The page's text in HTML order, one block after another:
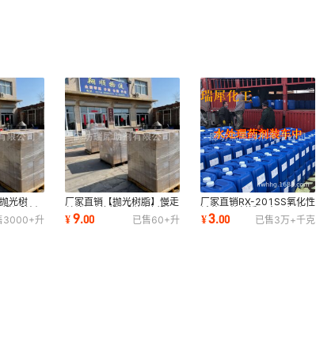
光树
3000+升
厂家直销【抛光树脂】慢走
丝线切割树脂【抛光树脂厂
家】RX
¥9.00 已售60+升
厂家直销RX-201SS氧化性
杀菌灭藻剂循环水二氧化氯
【杀菌剂】
¥3.00 已售3万+千克